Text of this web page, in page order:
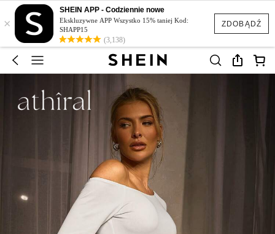
ZDOBĄDŹ
×
SHEIN APP - Codziennie nowe
Ekskluzywne APP Wszystko 15% taniej Kod:
SHAPP15
(3,138)